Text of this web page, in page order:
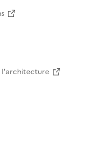
l'architecture